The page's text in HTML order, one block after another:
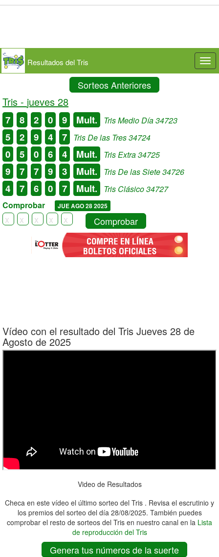
Resultados del Tris
Sorteos Anteriores
Tris - jueves 28
7 8 2 0 9 Mult. Tris Medio Día 34723
5 2 9 4 7 Tris De las Tres 34724
0 5 0 6 4 Mult. Tris Extra 34725
9 7 7 9 3 Mult. Tris De las Siete 34726
4 7 6 0 7 Mult.
Tris Clásico 34727
Comprobar
JUE AGO 28 2025
Comprobar
Vídeo con el resultado del Tris Jueves 28 de
Agosto de 2025
Video de Resultados
Checa en este vídeo el último sorteo del Tris . Revisa el escrutinio y
los premios del sorteo del día 28/08/2025. También puedes
comprobar el resto de sorteos del Tris en nuestro canal en la Lista
de reproducción del Tris
Genera tus números de la suerte